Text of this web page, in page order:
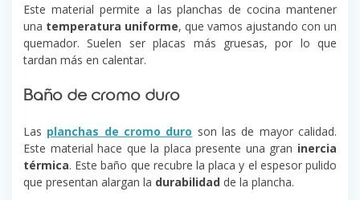
Este material permite a las planchas de cocina mantener
una temperatura uniforme, que vamos ajustando con un
quemador. Suelen ser placas más gruesas, por lo que
tardan más en calentar.
Baño de cromo duro
Las planchas de cromo duro son las de mayor calidad.
Este material hace que la placa presente una gran inercia
térmica. Este baño que recubre la placa y el espesor pulido
que presentan alargan la durabilidad de la plancha.